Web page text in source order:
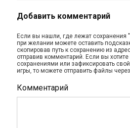
Добавить комментарий
Если вы нашли, где лежат сохранения
при желании можете оставить
скопировав путь к сохранению из
отправив комментарий. Если вы
сохранениями или зафиксировать
игры, то можете отправить файлы через
Комментарий